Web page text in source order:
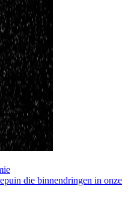
die binnendringen in onze